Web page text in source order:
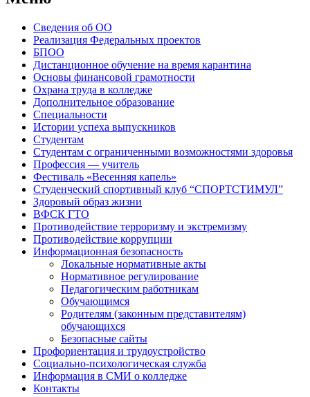
Сведения об ОО
Реализация Федеральных проектов
БПОО
Дистанционное обучение на время карантина
Основы финансовой грамотности
Охрана труда в колледже
Дополнительное образование
Специальности
Истории успеха выпускников
Студентам
Студентам с ограниченными возможностями здоровья
Профессия — учитель
Фестиваль «Весенняя капель»
Студенческий спортивный клуб “СПОРТСТИМУЛ”
Здоровый образ жизни
ВФСК ГТО
Противодействие терроризму и экстремизму
Противодействие коррупции
Информационная безопасность
Локальные нормативные акты
Нормативное регулирование
Педагогическим работникам
Обучающимся
Родителям (законным представителям)
обучающихся
Безопасные сайты
Профориентация и трудоустройство
Социально-психологическая служба
Информация в СМИ о колледже
Контакты